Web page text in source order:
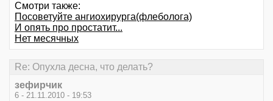
Смотри также:
Посоветуйте ангиохирурга(флеболога)
И опять про простатит...
Нет месячных
Re: Опухла десна, что делать?
зефирчик
6 - 21.11.2010 - 19:53